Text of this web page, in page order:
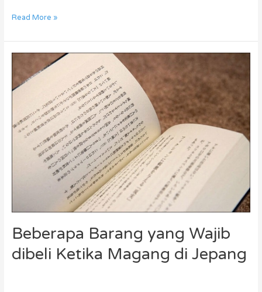
Read More »
Beberapa Barang yang Wajib
dibeli Ketika Magang di Jepang
yang
Ketika
Magang